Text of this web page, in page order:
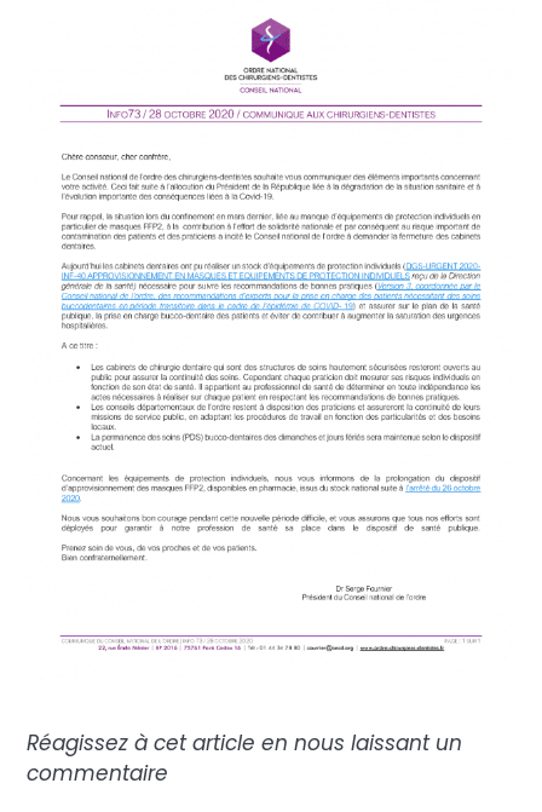
Réagissez à cet article en nous laissant un
commentaire